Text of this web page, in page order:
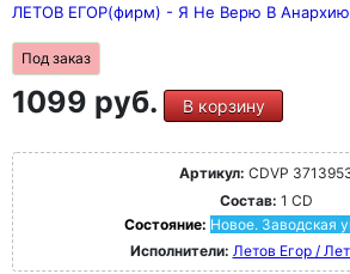
ЛЕТОВ ЕГОР(фирм) - Я Не Верю В Анархию
Под заказ
1099 руб. В корзину
Артикул: CDVP
Состав: 1 CD
Состояние: Новое. Заводская
Исполнители: Летов Егор /